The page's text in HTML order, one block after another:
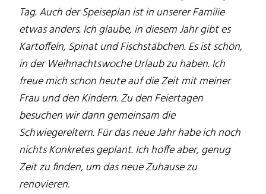
Tag. Auch der Speiseplan ist in unserer Familie
etwas anders. Ich glaube, in diesem Jahr gibt es
Kartoffeln, Spinat und Fischstäbchen. Es ist schön,
in der Weihnachtswoche Urlaub zu haben. Ich
freue mich schon heute auf die Zeit mit meiner
Frau und den Kindern. Zu den Feiertagen
besuchen wir dann gemeinsam die
Schwiegereltern. Für das neue Jahr habe ich noch
nichts Konkretes geplant. Ich hoffe aber, genug
Zeit zu finden, um das neue Zuhause zu
renovieren.